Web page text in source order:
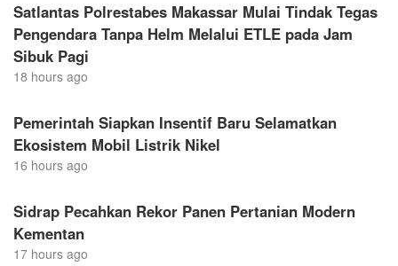
Satlantas Polrestabes Makassar Mulai Tindak Tegas
Pengendara Tanpa Helm Melalui ETLE pada Jam
Sibuk Pagi
18 hours ago
Pemerintah Siapkan Insentif Baru Selamatkan
Ekosistem Mobil Listrik Nikel
16 hours ago
Sidrap Pecahkan Rekor Panen Pertanian Modern
Kementan
17 hours ago